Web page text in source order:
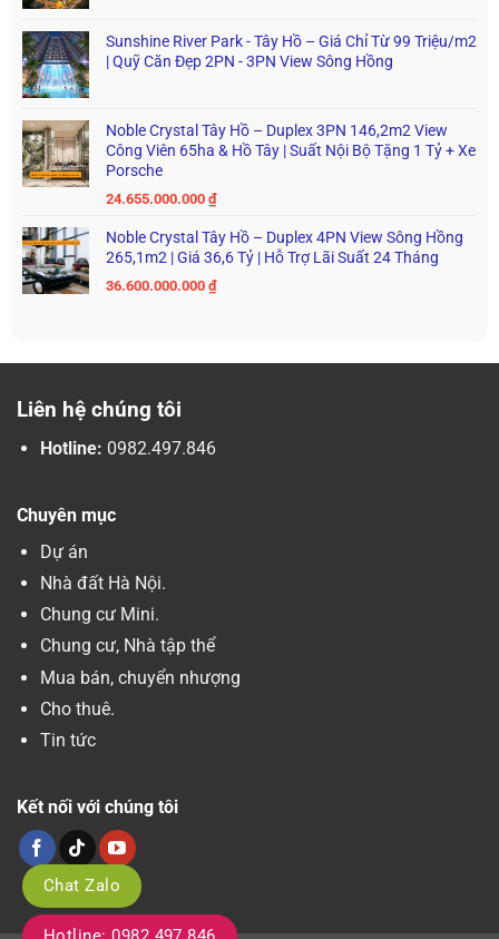
Sunshine River Park - Tây Hồ – Giá Chỉ Từ 99 Triệu/m2
| Quỹ Căn Đẹp 2PN - 3PN View Sông Hồng
Noble Crystal Tây Hồ – Duplex 3PN 146,2m2 View
Công Viên 65ha & Hồ Tây | Suất Nội Bộ Tặng 1 Tỷ + Xe
Porsche
24.655.000.000 ₫
Noble Crystal Tây Hồ – Duplex 4PN View Sông Hồng
265,1m2 | Giá 36,6 Tỷ | Hỗ Trợ Lãi Suất 24 Tháng
36.600.000.000 ₫
Liên hệ chúng tôi
Hotline: 0982.497.846
Chuyên mục
Dự án
Nhà đất Hà Nội.
Chung cư Mini.
Chung cư, Nhà tập thể
Mua bán, chuyển nhượng
Cho thuê.
Tin tức
Kết nối với chúng tôi
Chat Zalo